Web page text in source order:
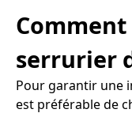
serrurier
Pour garantir une
est préférable de